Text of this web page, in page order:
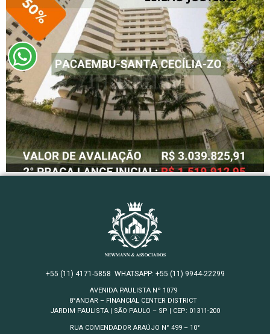
+55 (11) 4171-5858 WHATSAPP: +55 (11) 9944-22299
AVENIDA PAULISTA Nº 1079
8°ANDAR – FINANCIAL CENTER DISTRICT
JARDIM PAULISTA | SÃO PAULO – SP | CEP: 01311-200
RUA COMENDADOR ARAÚJO N° 499 – 10°